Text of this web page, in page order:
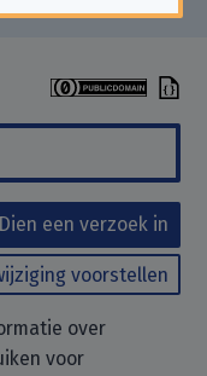
Dien een verzoek in
voorstellen
over
voor